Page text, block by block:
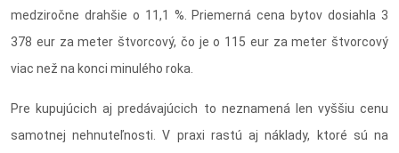
medziročne drahšie o 11,1 %. Priemerná cena bytov dosiahla 3
378 eur za meter štvorcový, čo je o 115 eur za meter štvorcový
viac než na konci minulého roka.
Pre kupujúcich aj predávajúcich to neznamená len vyššiu cenu
samotnej nehnuteľnosti. V praxi rastú aj náklady, ktoré sú na